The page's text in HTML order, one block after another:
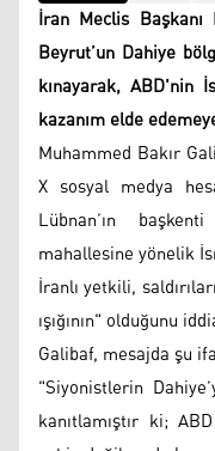
İran Meclis Başkanı
Beyrut’un Dahiye
kınayarak, ABD'nin
kazanım elde
Muhammed Bakır
X sosyal medya
Lübnan’ın
mahallesine yönelik
İranlı yetkili,
ışığının" olduğunu
Galibaf, mesajda şu
"Siyonistlerin
kanıtlamıştır ki;